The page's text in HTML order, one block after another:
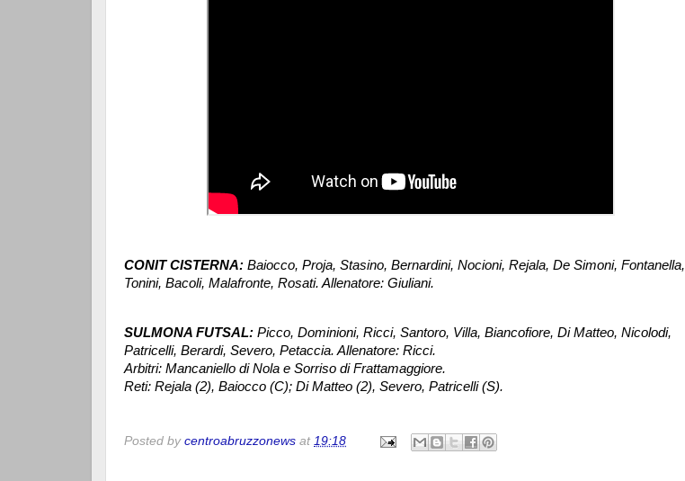
CONIT CISTERNA: Baiocco, Proja, Stasino, Bernardini, Nocioni, Rejala, De Simoni, Fontanella,
Tonini, Bacoli, Malafronte, Rosati. Allenatore: Giuliani.
SULMONA FUTSAL: Picco, Dominioni, Ricci, Santoro, Villa, Biancofiore, Di Matteo, Nicolodi,
Patricelli, Berardi, Severo, Petaccia. Allenatore: Ricci.
Arbitri: Mancaniello di Nola e Sorriso di Frattamaggiore.
Reti: Rejala (2), Baiocco (C); Di Matteo (2), Severo, Patricelli (S).
Posted by centroabruzzonews at 19:18